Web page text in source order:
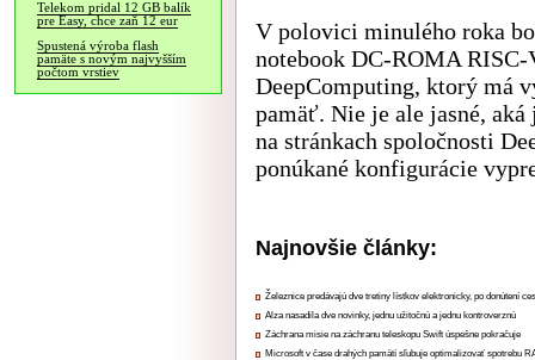
Telekom pridal 12 GB balík
pre Easy, chce zaň 12 eur
Spustená výroba flash
pamäte s novým najvyšším
počtom vrstiev
V polovici minulého roka
notebook DC-ROMA
DeepComputing, ktorý má
pamäť. Nie je ale jasné,
na stránkach spoločnosti
ponúkané konfigurácie
Najnovšie články:
Železnice predávajú dve tretiny lístkov elektronicky, po donútení
Alza nasadila dve novinky, jednu užitočnú a jednu kontroverznú
Záchrana misie na záchranu teleskopu Swift úspešne pokračuje
Microsoft v čase drahých pamätí sľubuje optimalizovať spotrebu